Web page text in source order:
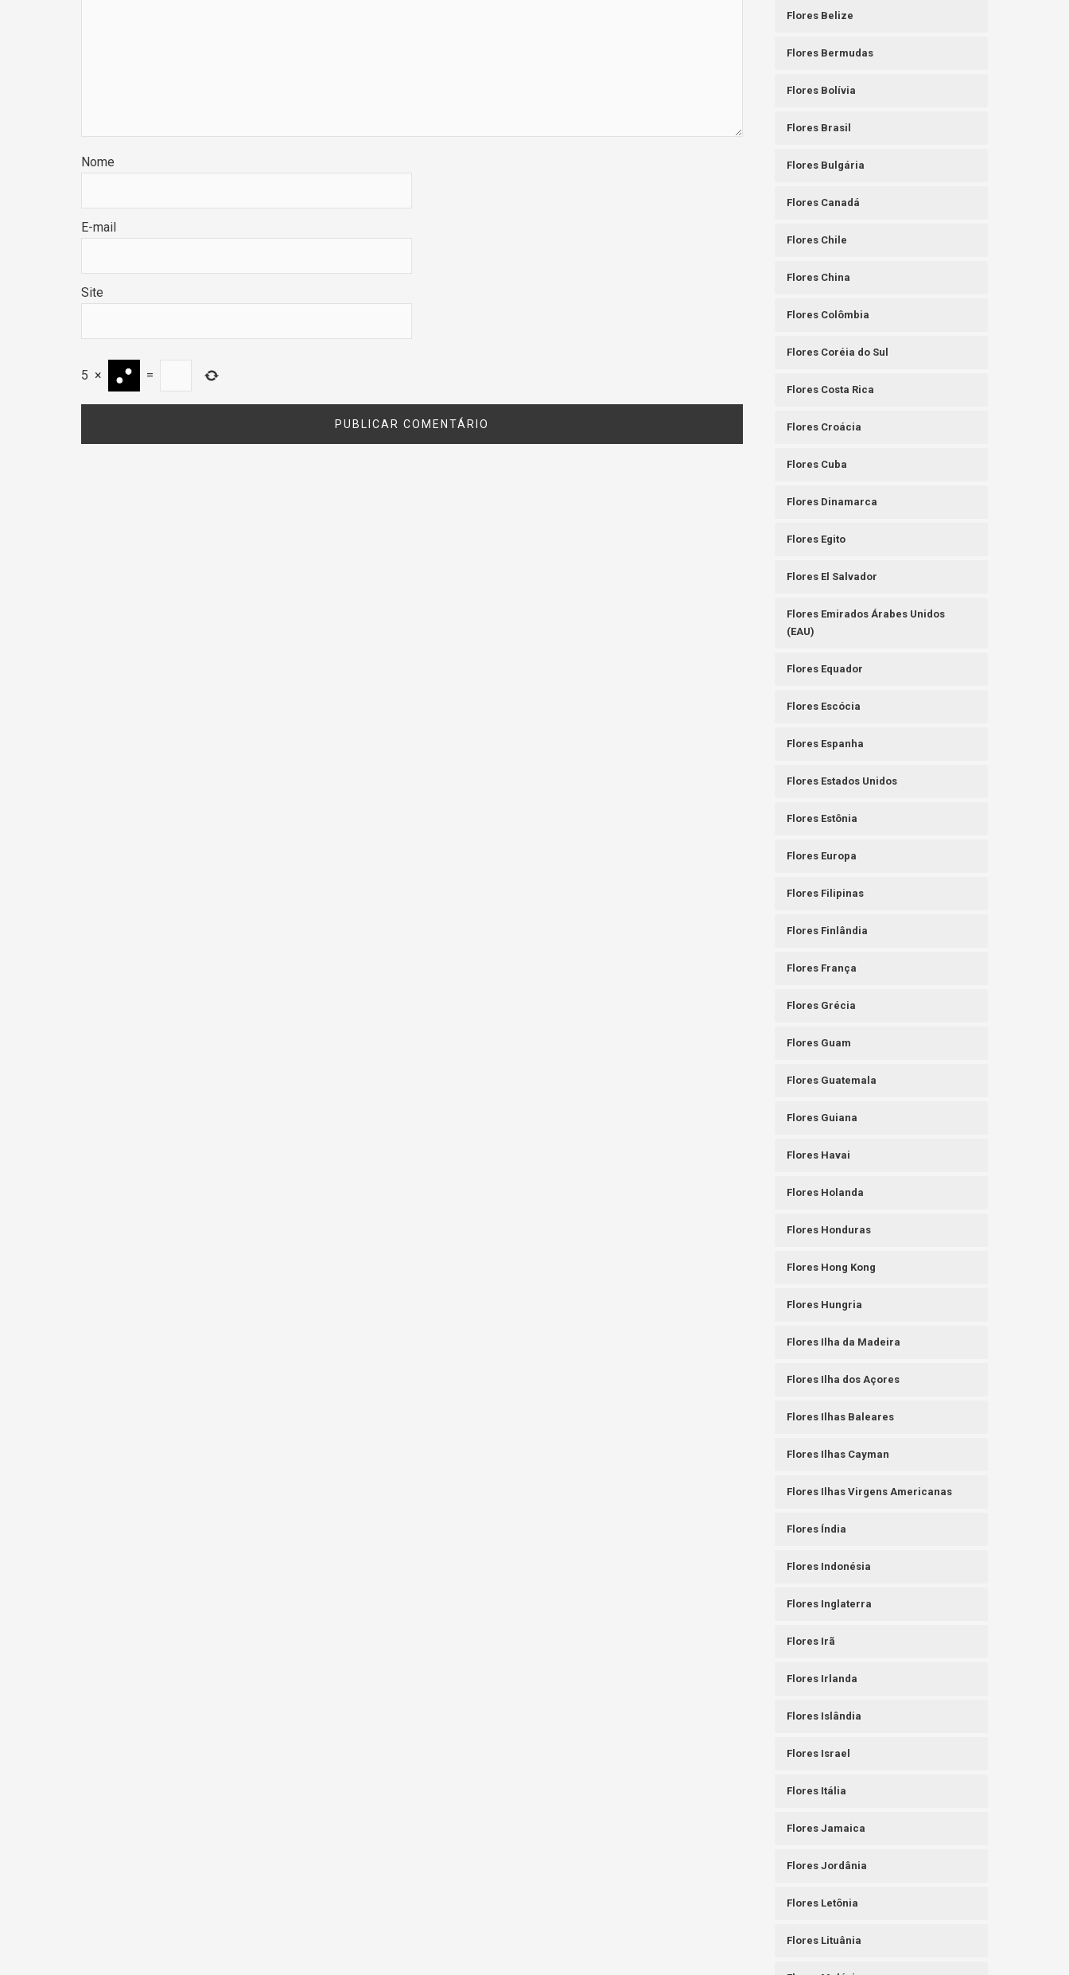
Nome
E-mail
Site
5 × =
Flores Belize
Flores Bermudas
Flores Bolívia
Flores Brasil
Flores Bulgária
Flores Canadá
Flores Chile
Flores China
Flores Colômbia
Flores Coréia do Sul
Flores Costa Rica
Flores Croácia
Flores Cuba
Flores Dinamarca
Flores Egito
Flores El Salvador
Flores Emirados Árabes Unidos
(EAU)
Flores Equador
Flores Escócia
Flores Espanha
Flores Estados Unidos
Flores Estônia
Flores Europa
Flores Filipinas
Flores Finlândia
Flores França
Flores Grécia
Flores Guam
Flores Guatemala
Flores Guiana
Flores Havai
Flores Holanda
Flores Honduras
Flores Hong Kong
Flores Hungria
Flores Ilha da Madeira
Flores Ilha dos Açores
Flores Ilhas Baleares
Flores Ilhas Cayman
Flores Ilhas Virgens Americanas
Flores Índia
Flores Indonésia
Flores Inglaterra
Flores Irã
Flores Irlanda
Flores Islândia
Flores Israel
Flores Itália
Flores Jamaica
Flores Jordânia
Flores Letônia
Flores Lituânia